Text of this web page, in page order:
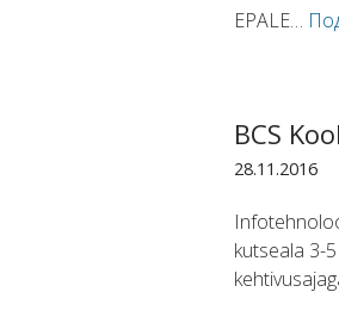
EPALE…
BCS
28.11.2016
kutseala 3-